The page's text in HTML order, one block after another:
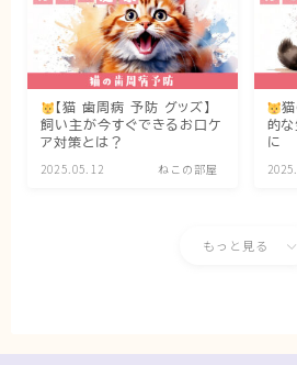
【猫 歯周病 予防 グッズ】
飼い主が今すぐできるお口ケ
ア対策とは？
2025.05.12 ねこの部屋
的
に
もっと見る